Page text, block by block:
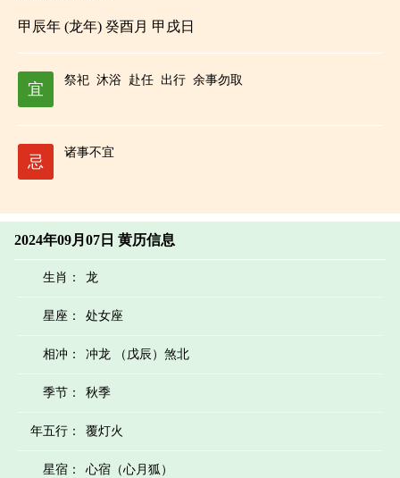
甲辰年 (龙年) 癸酉月 甲戌日
宜
祭祀 沐浴 赴任 出行 余事勿取
忌
诸事不宜
2024年09月07日 黄历信息
生肖： 龙
星座： 处女座
相冲： 冲龙 （戊辰）煞北
季节： 秋季
年五行： 覆灯火
星宿： 心宿（心月狐）